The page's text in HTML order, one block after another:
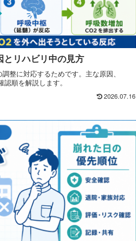
リハビリ中の見方
整に対応するためです。主な原因、
順を解説します。
2026.07.16